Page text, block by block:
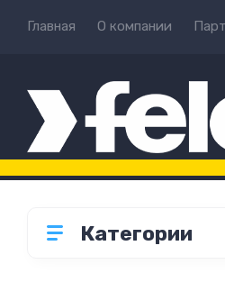
Главная О компании
Категории